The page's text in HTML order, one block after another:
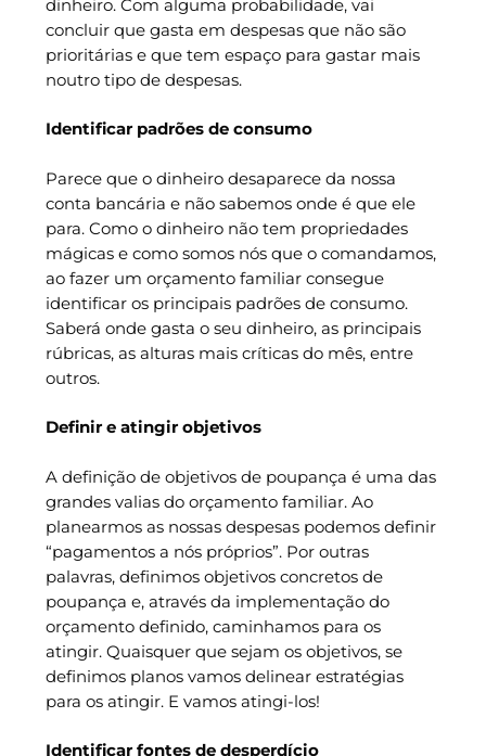
dinheiro. Com alguma probabilidade, vai
concluir que gasta em despesas que não são
prioritárias e que tem espaço para gastar mais
noutro tipo de despesas.
Identificar padrões de consumo
Parece que o dinheiro desaparece da nossa
conta bancária e não sabemos onde é que ele
para. Como o dinheiro não tem propriedades
mágicas e como somos nós que o comandamos,
ao fazer um orçamento familiar consegue
identificar os principais padrões de consumo.
Saberá onde gasta o seu dinheiro, as principais
rúbricas, as alturas mais críticas do mês, entre
outros.
Definir e atingir objetivos
A definição de objetivos de poupança é uma das
grandes valias do orçamento familiar. Ao
planearmos as nossas despesas podemos definir
“pagamentos a nós próprios”. Por outras
palavras, definimos objetivos concretos de
poupança e, através da implementação do
orçamento definido, caminhamos para os
atingir. Quaisquer que sejam os objetivos, se
definimos planos vamos delinear estratégias
para os atingir. E vamos atingi-los!
Identificar fontes de desperdício